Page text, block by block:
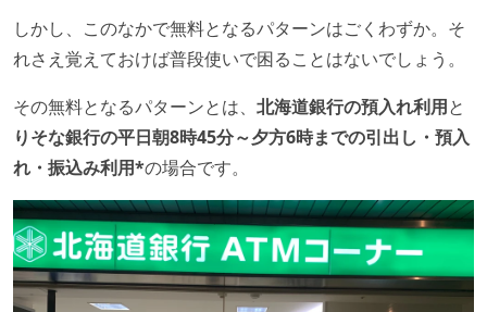
しかし、このなかで無料となるパターンはごくわずか。そ
れさえ覚えておけば普段使いで困ることはないでしょう。
その無料となるパターンとは、 北海道銀行の預入れ利用と
りそな銀行の平日朝8時45分～夕方6時までの引出し・預入
れ・振込み利用*の場合です。